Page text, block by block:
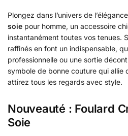
Plongez dans l’univers de
soie pour homme, un accessoire
instantanément toutes vos tenues.
raffinés en font un indispensable,
professionnelle ou une sortie
symbole de bonne couture qui allie
attirez tous les regards avec style.
Nouveauté : Foulard
Soie